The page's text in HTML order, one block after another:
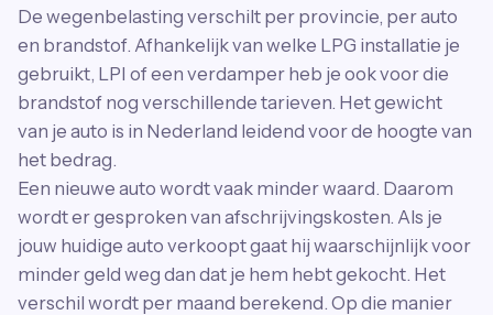
De wegenbelasting verschilt per provincie, per auto
en brandstof. Afhankelijk van welke LPG installatie je
gebruikt, LPI of een verdamper heb je ook voor die
brandstof nog verschillende tarieven. Het gewicht
van je auto is in Nederland leidend voor de hoogte van
het bedrag.
Een nieuwe auto wordt vaak minder waard. Daarom
wordt er gesproken van afschrijvingskosten. Als je
jouw huidige auto verkoopt gaat hij waarschijnlijk voor
minder geld weg dan dat je hem hebt gekocht. Het
verschil wordt per maand berekend. Op die manier